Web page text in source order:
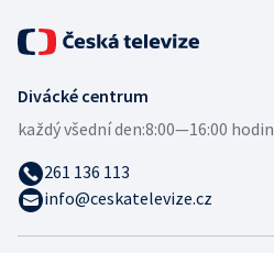
Divácké centrum
každý všední den:8:00—16:00 hodin
261 136 113
info@ceskatelevize.cz